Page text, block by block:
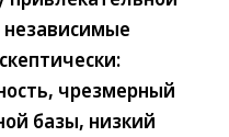
чрезмерный
базы, низкий